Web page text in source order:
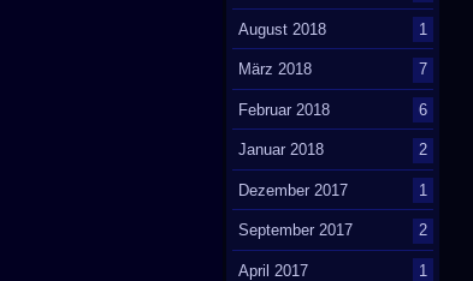
August 2018 1
März 2018 7
Februar 2018 6
Januar 2018 2
Dezember 2017 1
September 2017 2
April 2017 1